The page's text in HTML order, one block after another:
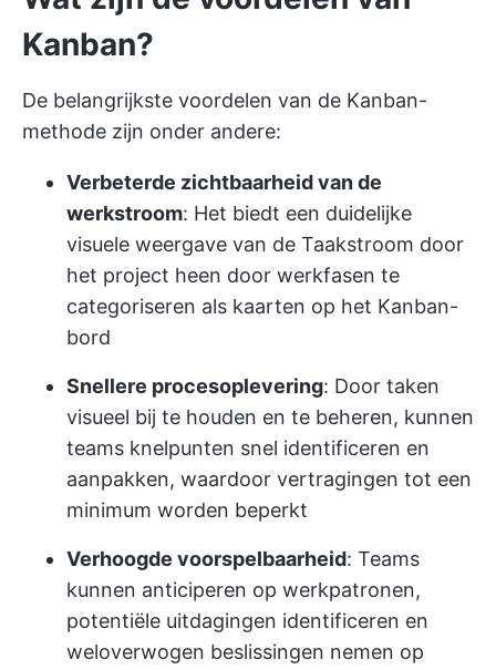
Kanban?
De belangrijkste voordelen van de Kanban-
methode zijn onder andere:
Verbeterde zichtbaarheid van de
werkstroom: Het biedt een duidelijke
visuele weergave van de Taakstroom door
het project heen door werkfasen te
categoriseren als kaarten op het Kanban-
bord
Snellere procesoplevering: Door taken
visueel bij te houden en te beheren, kunnen
teams knelpunten snel identificeren en
aanpakken, waardoor vertragingen tot een
minimum worden beperkt
Verhoogde voorspelbaarheid: Teams
kunnen anticiperen op werkpatronen,
potentiële uitdagingen identificeren en
weloverwogen beslissingen nemen op